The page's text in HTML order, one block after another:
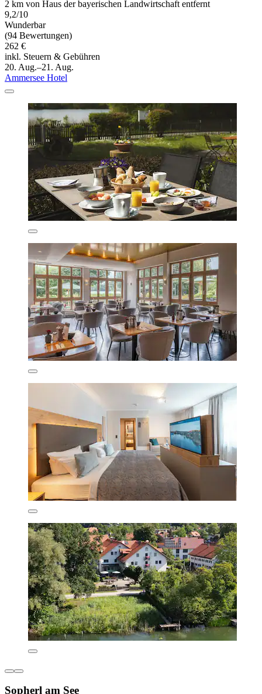
2 km von Haus der bayerischen Landwirtschaft entfernt
9,2/10
Wunderbar
(94 Bewertungen)
262 €
inkl. Steuern & Gebühren
20. Aug.–21. Aug.
Ammersee Hotel
Sopherl am See